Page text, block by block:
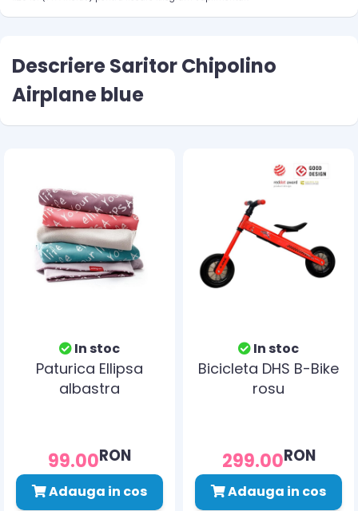
Descriere Saritor Chipolino
Airplane blue
In stoc
Paturica Ellipsa
albastra
99.00RON
Adauga in cos
In stoc
Bicicleta DHS B-Bike
rosu
299.00RON
Adauga in cos